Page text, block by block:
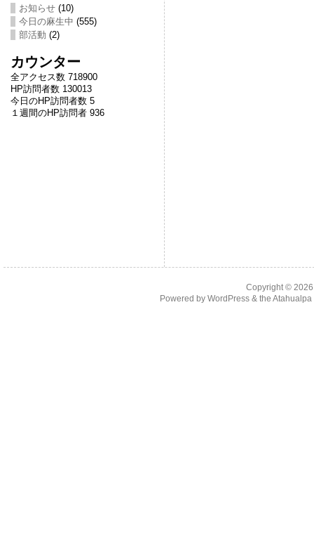
お知らせ(10)
今日の麻生中 (555)
部活動 (2)
カウンター
全アクセス数 718900
HP訪問者数 130013
今日のHP訪問者数 5
１週間のHP訪問者 936
Copyright ©
Powered by WordPress& the Atahualpa